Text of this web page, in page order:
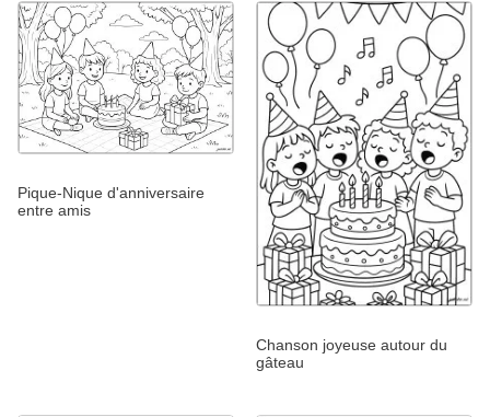
Pique-Nique d'anniversaire
entre amis
Chanson joyeuse autour du
gâteau